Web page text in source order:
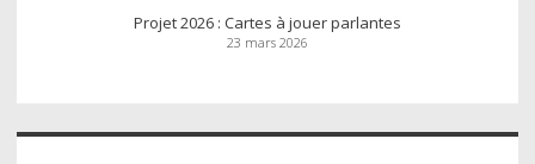
Projet 2026 : Cartes à jouer parlantes
23 mars 2026